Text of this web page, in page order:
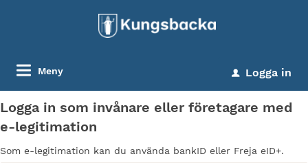
Meny u Logga in
Logga in som invånare eller företagare med
e-legitimation
Som e-legitimation kan du använda bankID eller Freja eID+.